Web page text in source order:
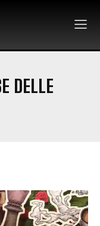
DELLE